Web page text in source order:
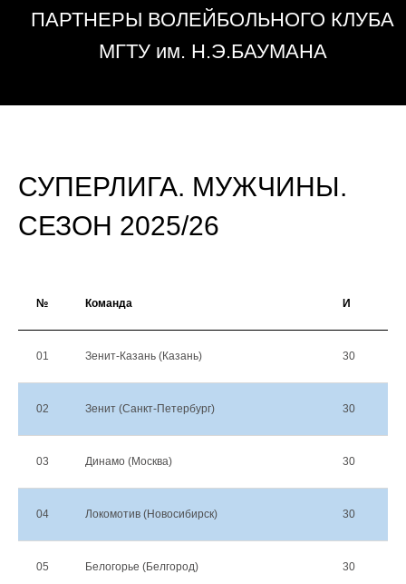
СУПЕРЛИГА. МУЖЧИНЫ.
СЕЗОН 2025/26
№ Команда И
01 Зенит-Казань (Казань) 30
02 Зенит (Санкт-Петербург) 30
03 Динамо (Москва) 30
04 Локомотив (Новосибирск) 30
05 Белогорье (Белгород) 30